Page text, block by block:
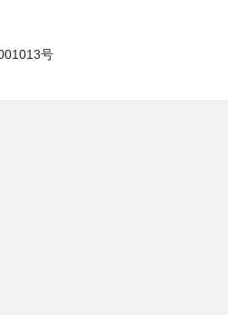
号